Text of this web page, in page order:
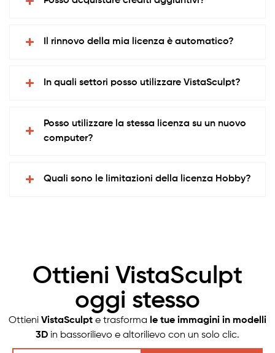
Il rinnovo della mia licenza è automatico?
In quali settori posso utilizzare VistaSculpt?
Posso utilizzare la stessa licenza su un nuovo
computer?
Quali sono le limitazioni della licenza Hobby?
Ottieni VistaSculpt
oggi stesso
Ottieni VistaSculpt e trasforma le tue immagini in modelli
3D in bassorilievo e altorilievo con un solo clic.